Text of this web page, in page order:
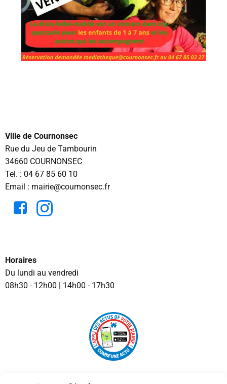
Ville de Cournonsec
Rue du Jeu de Tambourin
34660 COURNONSEC
Tel. : 04 67 85 60 10
Email : mairie@cournonsec.fr
Horaires
Du lundi au vendredi
08h30 - 12h00 | 14h00 - 17h30